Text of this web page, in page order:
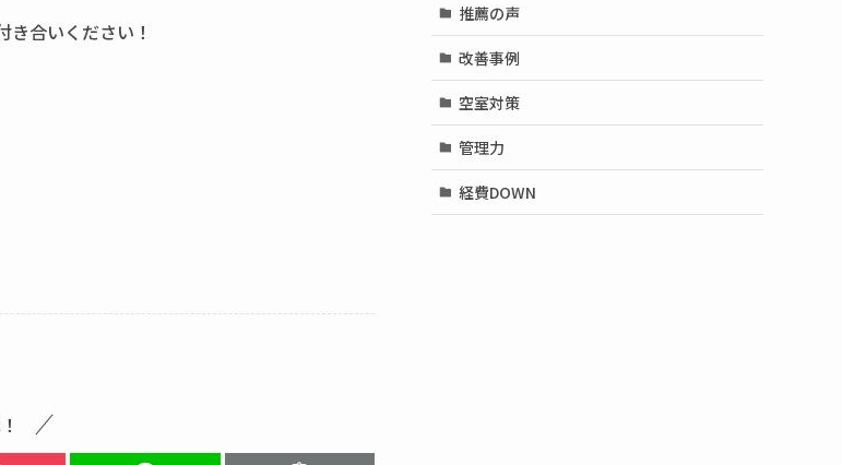
合いください！
推薦の声
改善事例
空室対策
管理力
経費DOWN